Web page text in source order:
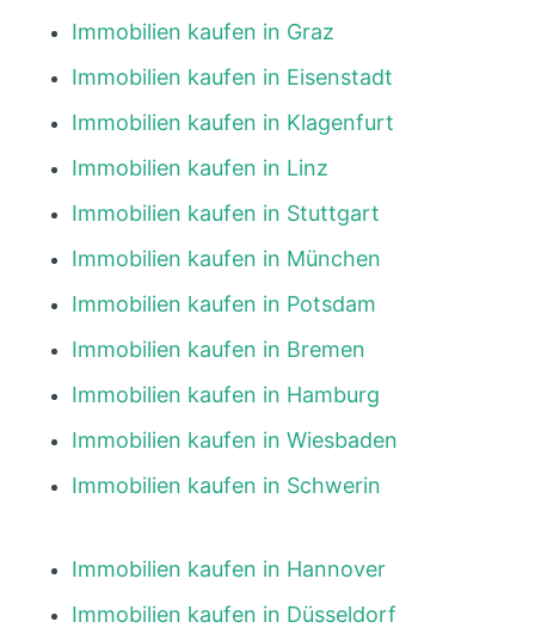
Immobilien kaufen in Graz
Immobilien kaufen in Eisenstadt
Immobilien kaufen in Klagenfurt
Immobilien kaufen in Linz
Immobilien kaufen in Stuttgart
Immobilien kaufen in München
Immobilien kaufen in Potsdam
Immobilien kaufen in Bremen
Immobilien kaufen in Hamburg
Immobilien kaufen in Wiesbaden
Immobilien kaufen in Schwerin
Immobilien kaufen in Hannover
Immobilien kaufen in Düsseldorf